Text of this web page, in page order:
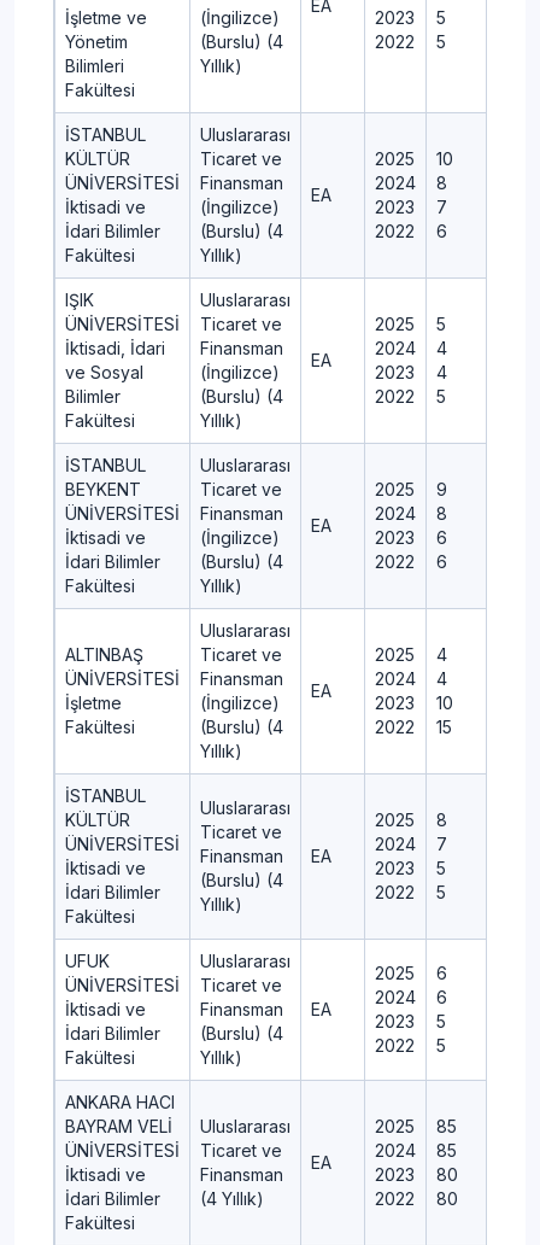
İşletme ve
Yönetim
Bilimleri
Fakültesi
(İngilizce)
(Burslu) (4
Yıllık)
EA
2023
2022
5
5
İSTANBUL
KÜLTÜR
ÜNİVERSİTESİ
İktisadi ve
İdari Bilimler
Fakültesi
Uluslararası
Ticaret ve
Finansman
(İngilizce)
(Burslu) (4
Yıllık)
EA
2025
2024
2023
2022
10
8
7
6
IŞIK
ÜNİVERSİTESİ
İktisadi, İdari
ve Sosyal
Bilimler
Fakültesi
Uluslararası
Ticaret ve
Finansman
(İngilizce)
(Burslu) (4
Yıllık)
EA
2025
2024
2023
2022
5
4
4
5
İSTANBUL
BEYKENT
ÜNİVERSİTESİ
İktisadi ve
İdari Bilimler
Fakültesi
Uluslararası
Ticaret ve
Finansman
(İngilizce)
(Burslu) (4
Yıllık)
EA
2025
2024
2023
2022
9
8
6
6
ALTINBAŞ
ÜNİVERSİTESİ
İşletme
Fakültesi
Uluslararası
Ticaret ve
Finansman
(İngilizce)
(Burslu) (4
Yıllık)
EA
2025
2024
2023
2022
4
4
10
15
İSTANBUL
KÜLTÜR
ÜNİVERSİTESİ
İktisadi ve
İdari Bilimler
Fakültesi
Uluslararası
Ticaret ve
Finansman
(Burslu) (4
Yıllık)
EA
2025
2024
2023
2022
8
7
5
5
UFUK
ÜNİVERSİTESİ
İktisadi ve
İdari Bilimler
Fakültesi
Uluslararası
Ticaret ve
Finansman
(Burslu) (4
Yıllık)
EA
2025
2024
2023
2022
6
6
5
5
ANKARA HACI
BAYRAM VELİ
ÜNİVERSİTESİ
İktisadi ve
İdari Bilimler
Fakültesi
Uluslararası
Ticaret ve
Finansman
(4 Yıllık)
EA
2025
2024
2023
2022
85
85
80
80